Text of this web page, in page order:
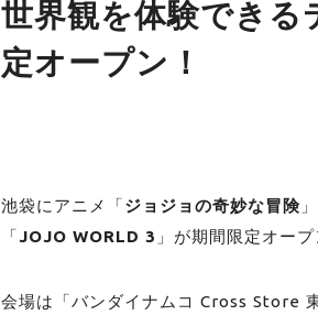
世界観を体験できる
定オープン！
池袋にアニメ「ジョジョの奇妙な冒険
「JOJO WORLD 3 」が期間限定オープ
会場は「バンダイナムコ Cross Store 東